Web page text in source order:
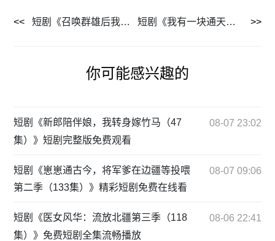
短剧《召唤群雄后我无敌了&回到古代召唤群雄（87集）》一口气追完不卡顿 短剧《我有一块通天宝鉴（73集）》剧情速递先看为快
你可能感兴趣的
短剧《新郎陪伴娘，我转身嫁竹马（47
集）》短剧完整版免费观看
08-07 23:02
短剧《崽崽通古今，将军爹在边疆等投喂
第二季（133集）》精彩短剧免费在线看
08-07 09:06
短剧《医女风华：流放北疆第三季（118
集）》免费短剧全集流畅播放
08-06 22:41